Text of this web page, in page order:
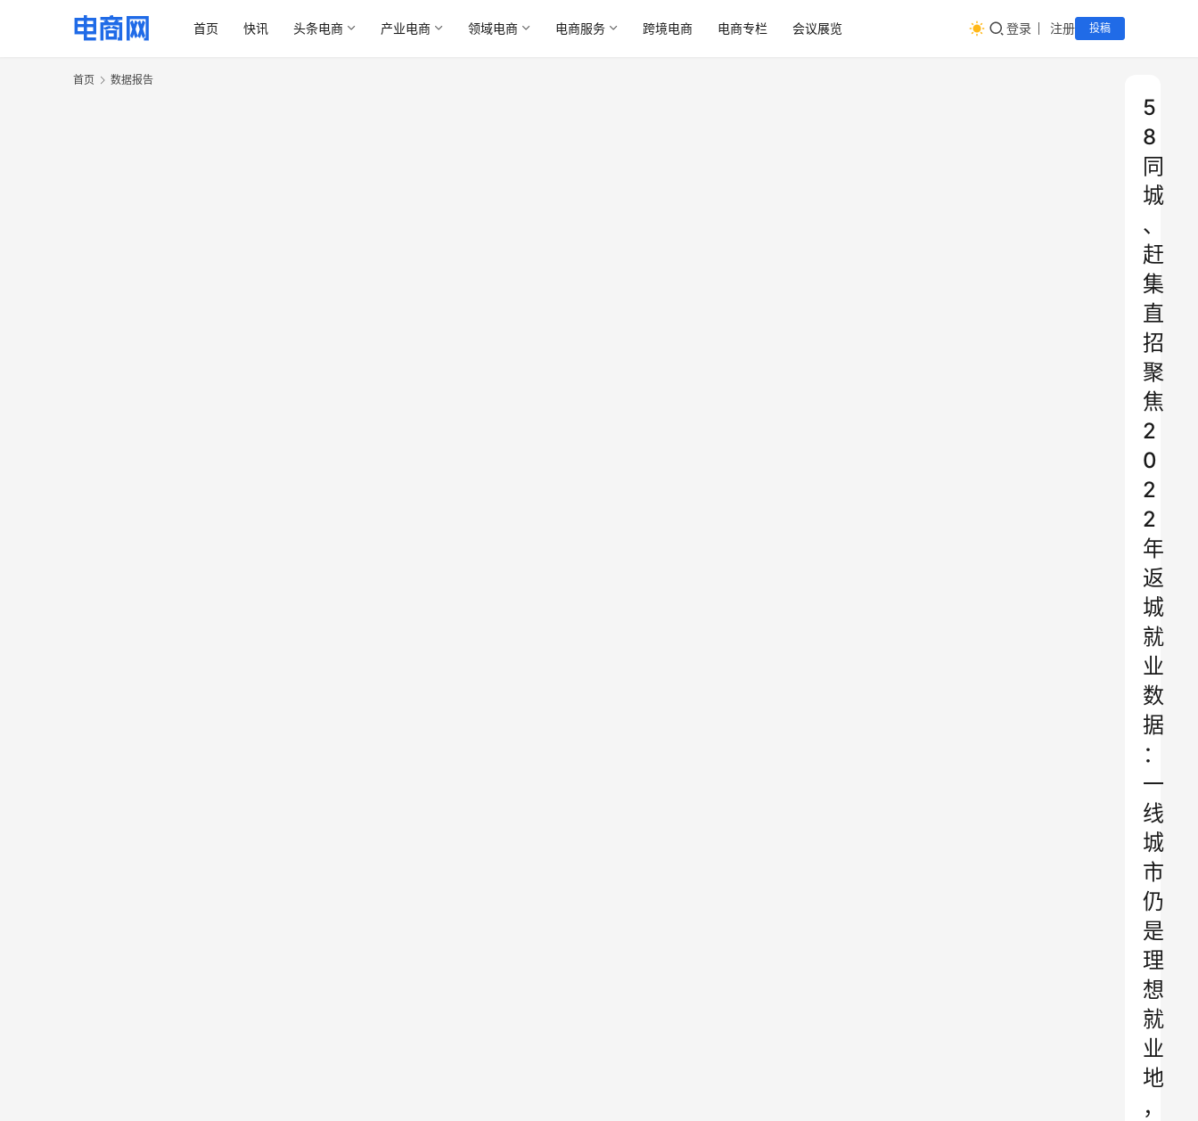
首页 快讯 头条电商 产业电商 领域电商 电商服务 跨境电商 电商专栏 会议展览 登录 注册 投稿
首页 数据报告
5
8
同
城
、
赶
集
直
招
聚
焦
2
0
2
2
年
返
城
就
业
数
据
：
一
线
城
市
仍
是
理
想
就
业
地
，